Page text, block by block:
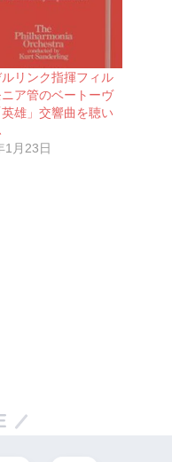
リンク指揮フィル
ア管のベートーヴ
英雄」交響曲を聴い
1月23日